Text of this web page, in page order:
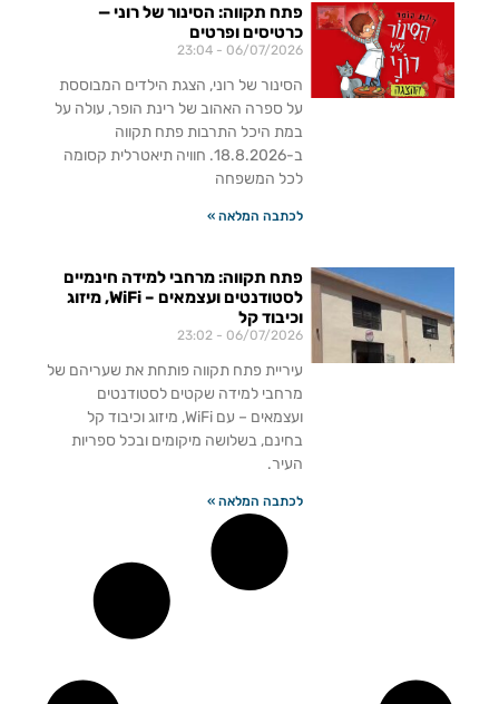
פתח תקווה: הסינור של רוני —
כרטיסים ופרטים
06/07/2026
הסינור של רוני, הצגת הילדים המבוססת
על ספרה האהוב של רינת הופר, עולה על
במת היכל התרבות פתח תקווה
ב-18.8.2026. חוויה תיאטרלית קסומה
לכל המשפחה
לכתבה המלאה »
פתח תקווה: מרחבי למידה חינמיים
לסטודנטים ועצמאים – WiFi, מיזוג
וכיבוד קל
06/07/2026
עיריית פתח תקווה פותחת את שעריהם של
מרחבי למידה שקטים לסטודנטים
ועצמאים – עם WiFi, מיזוג וכיבוד קל
בחינם, בשלושה מיקומים ובכל ספריות
העיר.
לכתבה המלאה »